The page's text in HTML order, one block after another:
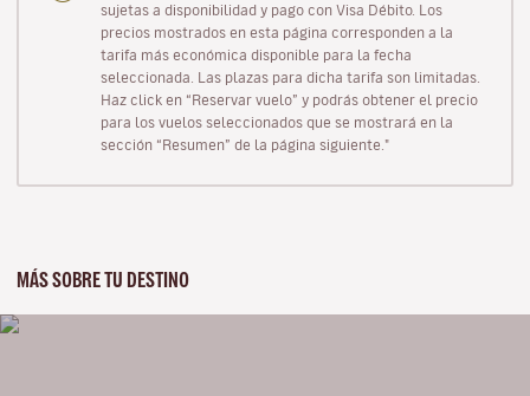
sujetas a disponibilidad y pago con Visa Débito. Los
precios mostrados en esta página corresponden a la
tarifa más económica disponible para la fecha
seleccionada. Las plazas para dicha tarifa son limitadas.
Haz click en “Reservar vuelo” y podrás obtener el precio
para los vuelos seleccionados que se mostrará en la
sección “Resumen” de la página siguiente."
MÁS SOBRE TU DESTINO